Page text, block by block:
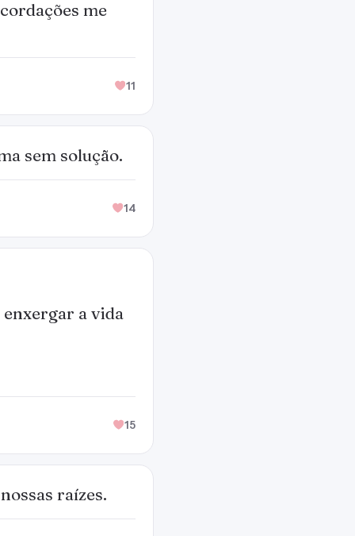
me
11
sem solução.
14
a vida
15
raízes.